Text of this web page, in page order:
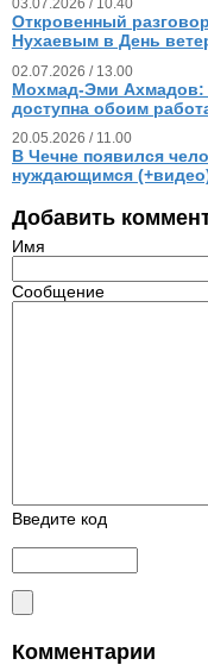
03.07.2026 / 10.40
Откровенный
Нухаевым в День
02.07.2026 / 13.00
Мохмад-Эми Ахмадов:
доступна обоим
20.05.2026 / 11.00
В Чечне появился
нуждающимся
Добавить
Имя
Сообщение
Введите код
Комментарии